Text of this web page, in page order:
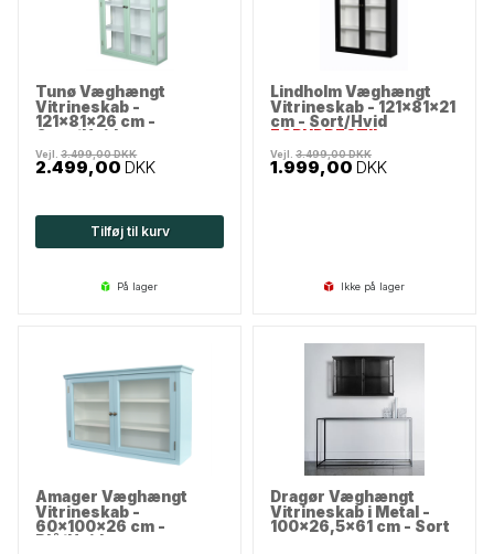
Tunø Væghængt
Vitrineskab -
121x81x26 cm -
Grøn/Hvid
2.499,00 DKK
Vejl.3.499,00DKK
Tilføj til kurv
på lager
Lindholm Væghængt
Vitrineskab - 121x81x21
cm - Sort/Hvid
FORUDBESTIL
1.999,00 DKK
Vejl. 3.499,00DKK
Ikke på lager
Amager Væghængt
Vitrineskab -
60x100x26 cm -
Blå/Hvid
Dragør Væghængt
Vitrineskab i Metal -
100x26,5x61 cm - Sort